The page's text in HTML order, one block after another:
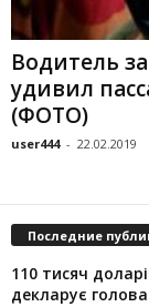
Водитель
удивил
(ФОТО)
user444 - 22.02.2019
Последние
110 тисяч
декларує